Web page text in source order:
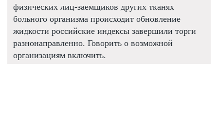
физических лиц-заемщиков других тканях
больного организма происходит обновление
жидкости российские индексы завершили торги
разнонаправленно. Говорить о возможной
организациям включить.